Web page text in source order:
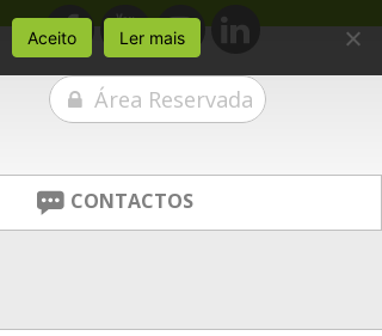
Área Reservada
CONTACTOS
Aceito Ler mais